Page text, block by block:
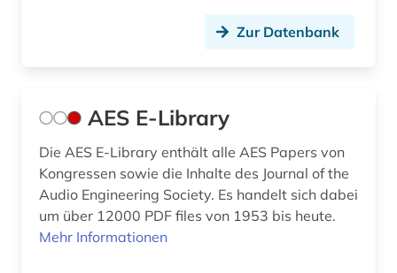
digitale noten (6)
digitale noten (2)
digitalisat (1)
digitalisierung (3)
Zur Datenbank
AES E-Library
Die AES E-Library enthält alle AES Papers von
Kongressen sowie die Inhalte des Journal of the
Audio Engineering Society. Es handelt sich dabei
um über 12000 PDF files von 1953 bis heute.
Mehr Informationen